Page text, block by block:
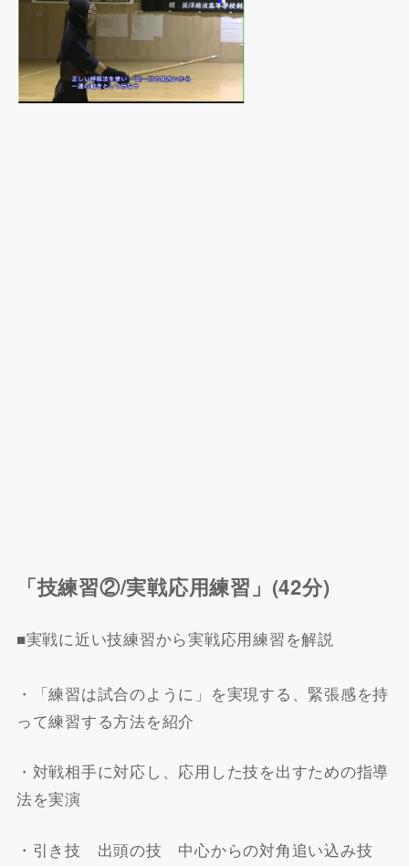
「技練習②/実戦応用練習」(42分)
■実戦に近い技練習から実戦応用練習を解説
・「練習は試合のように」を実現する、緊張感を持
って練習する方法を紹介
・対戦相手に対応し、応用した技を出すための指導
法を実演
・引き技 出頭の技 中心からの対角追い込み技